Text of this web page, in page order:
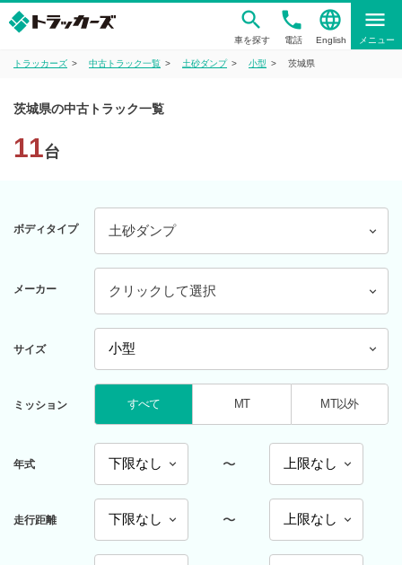
車を探す
phone
電話
language
English
menu
メニュー
トラッカーズ 中古トラック一覧 土砂ダンプ 小型 茨城県
茨城県の中古トラック一覧
11台
ボディタイプ 土砂ダンプ
メーカー クリックして選択
サイズ
ミッション すべて MT MT以外
年式 〜
走行距離 〜